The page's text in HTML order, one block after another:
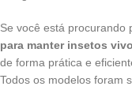
Se você está procurando
para manter insetos
de forma prática e
Todos os modelos foram